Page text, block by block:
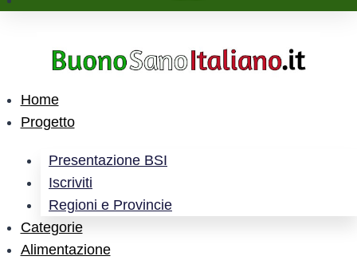
Home
Progetto
Presentazione BSI
Iscriviti
Regioni e Provincie
Categorie
Alimentazione